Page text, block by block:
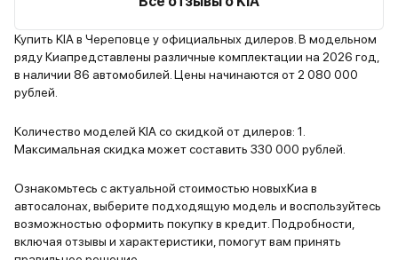
не подводит.Если и буду менять
только на такую просто поновей
уже в новом кузове,и никакая
смотрю сколько хозяев было у
других моделей,во многих как
расставаться с малышкой не
хотят. Так что всем советую.
без
автомат
на снегу
даже без
Купить KIA в Череповце у официальных дилеров. В модельном
ряду Киапредставлены различные комплектации на 2026 год,
в наличии 86 автомобилей. Цены начинаются от 2 080 000
рублей.
Количество моделей KIA со скидкой от дилеров: 1.
Максимальная скидка может составить 330 000 рублей.
Ознакомьтесь с актуальной стоимостью новыхКиа в
автосалонах, выберите подходящую модель и воспользуйтесь
возможностью оформить покупку в кредит. Подробности,
включая отзывы и характеристики, помогут вам принять